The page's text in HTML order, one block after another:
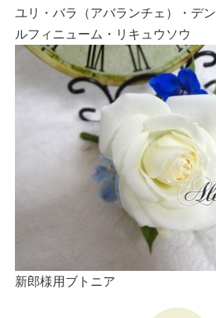
ユリ・バラ（アバランチェ）・デ
ルフィニューム・リキュウソウ
新郎様用ブトニア